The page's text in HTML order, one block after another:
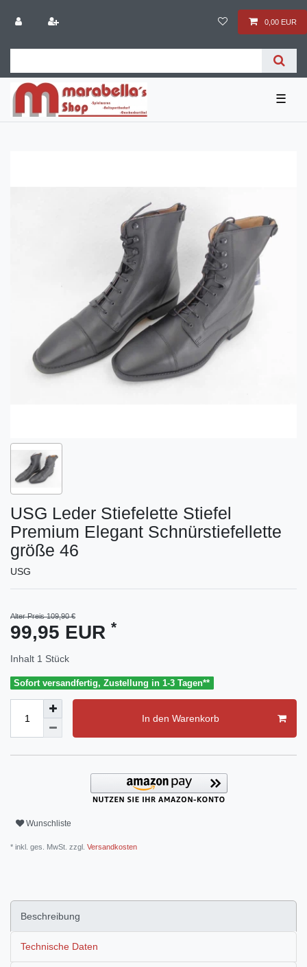
0,00 EUR
☰
USG Leder Stiefelette Stiefel
Premium Elegant Schnürstiefellette
größe 46
USG
Alter Preis 109,90 €
99,95 EUR *
Inhalt 1 Stück
Sofort versandfertig, Zustellung in 1-3 Tagen**
In den Warenkorb
Wunschliste
* inkl. ges. MwSt. zzgl. Versandkosten
Beschreibung
Technische Daten